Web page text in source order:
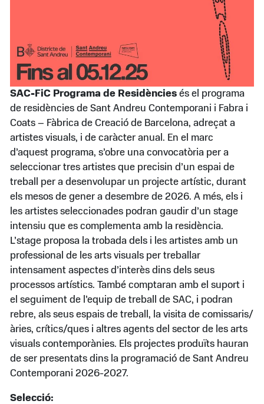
SAC-FiC Programa de Residències és el programa
de residències de Sant Andreu Contemporani i Fabra i
Coats – Fàbrica de Creació de Barcelona, adreçat a
artistes visuals, i de caràcter anual. En el marc
d’aquest programa, s’obre una convocatòria per a
seleccionar tres artistes que precisin d’un espai de
treball per a desenvolupar un projecte artístic, durant
els mesos de gener a desembre de 2026. A més, els i
les artistes seleccionades podran gaudir d’un stage
intensiu que es complementa amb la residència.
L’stage proposa la trobada dels i les artistes amb un
professional de les arts visuals per treballar
intensament aspectes d’interès dins dels seus
processos artístics. També comptaran amb el suport i
el seguiment de l’equip de treball de SAC, i podran
rebre, als seus espais de treball, la visita de comissaris/
àries, crítics/ques i altres agents del sector de les arts
visuals contemporànies. Els projectes produïts hauran
de ser presentats dins la programació de Sant Andreu
Contemporani 2026-2027.
Selecció: